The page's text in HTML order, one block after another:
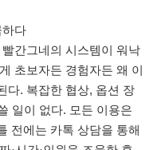
하다
간그네의 시스템이 워낙
초보자든 경험자든 왜 이
다. 복잡한 협상, 옵션 장
일이 없다. 모든 이용은
전에는 카톡 상담을 통해